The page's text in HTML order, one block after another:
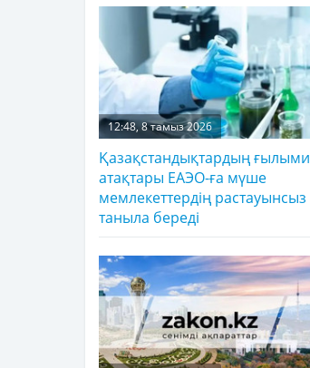
12:48, 8 тамыз 2026
Қазақстандықтардың ғылыми
атақтары ЕАЭО-ға мүше
мемлекеттердің растауынсыз
таныла береді